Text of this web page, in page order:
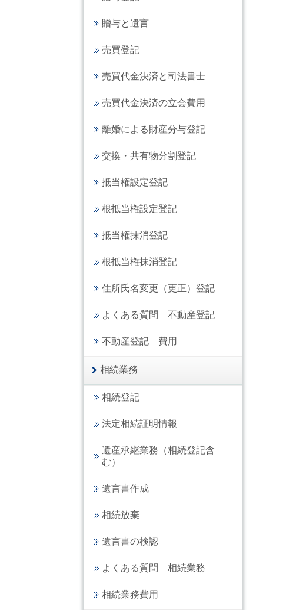
贈与と遺言
売買登記
売買代金決済と司法書士
売買代金決済の立会費用
離婚による財産分与登記
交換・共有物分割登記
抵当権設定登記
根抵当権設定登記
抵当権抹消登記
根抵当権抹消登記
住所氏名変更（更正）登記
よくある質問 不動産登記
不動産登記 費用
相続業務
相続登記
法定相続証明情報
遺産承継業務（相続登記含
む）
遺言書作成
相続放棄
遺言書の検認
よくある質問 相続業務
相続業務費用